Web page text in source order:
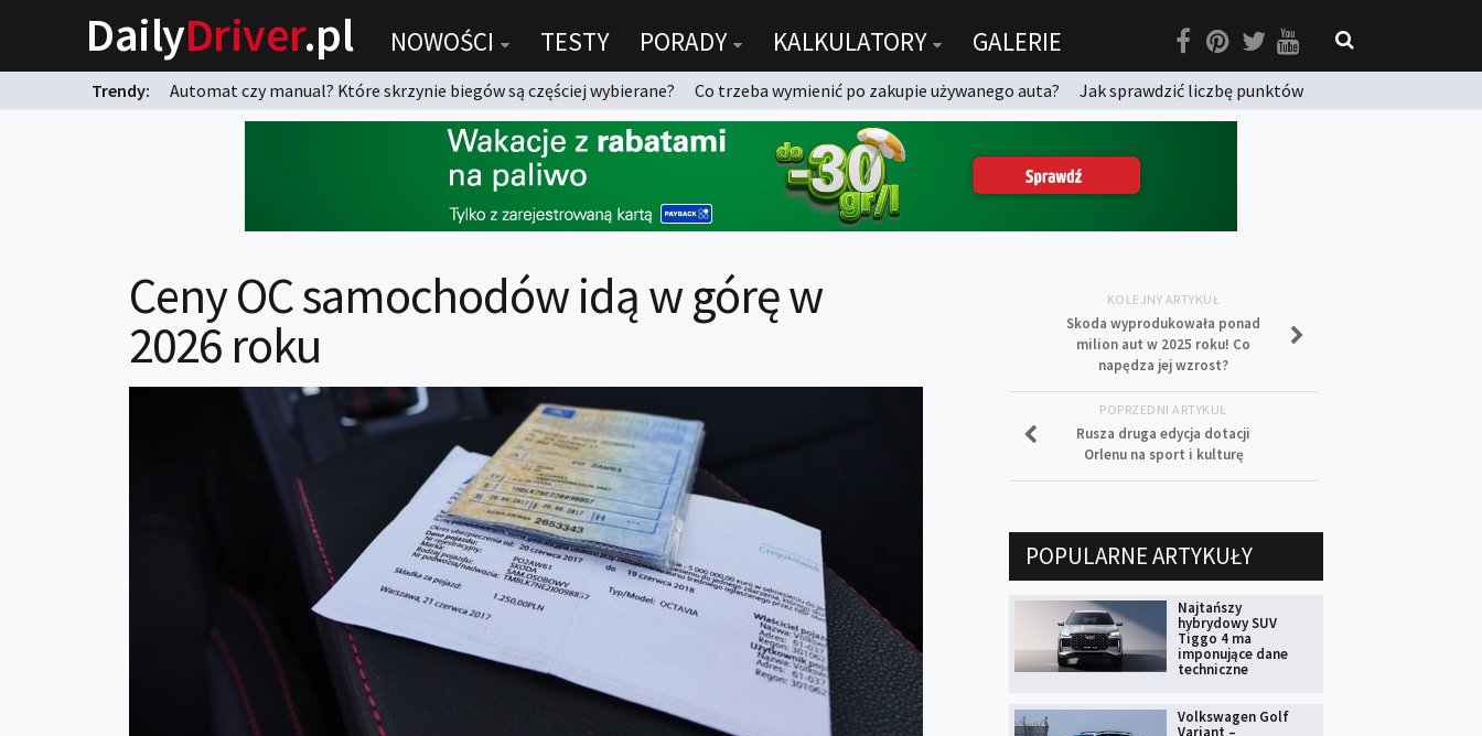
DailyDriver.pl NOWOŚCI TESTY PORADY KALKULATORY GALERIE
Trendy: Automat czy manual? Które skrzynie biegów są częściej wybierane? Co trzeba wymienić po zakupie używanego auta?
Jak sprawdzić liczbę punktów
Ceny OC samochodów idą w górę w
2026 roku
KOLEJNY ARTYKUŁ
Skoda wyprodukowała ponad
milion aut w 2025 roku! Co
napędza jej wzrost?
POPRZEDNI ARTYKUŁ
Rusza druga edycja dotacji
Orlenu na sport i kulturę
POPULARNE ARTYKUŁY
Najtańszy
hybrydowy SUV
Tiggo 4 ma
imponujące dane
techniczne
Volkswagen Golf
Variant –